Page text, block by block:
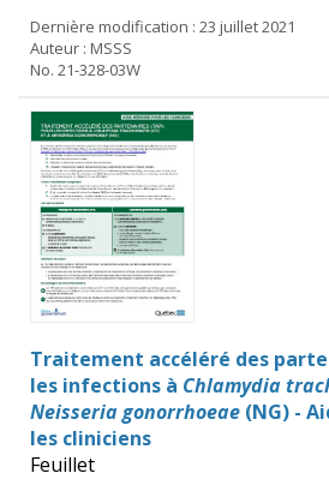
Dernière modification : 23 juillet 2021
Auteur : MSSS
No. 21-328-03W
Traitement accéléré des
les infections à Chlamydia
Neisseria gonorrhoeae (NG) -
les cliniciens
Feuillet